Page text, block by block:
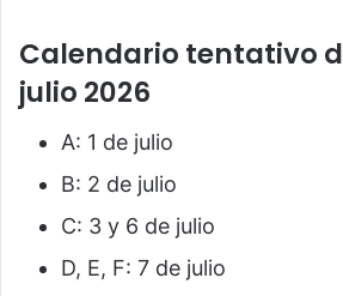
Calendario tentativo
julio 2026
A: 1 de julio
B: 2 de julio
C: 3 y 6 de julio
D, E, F: 7 de julio